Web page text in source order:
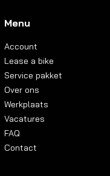
Menu
Account
Lease a bike
Service pakket
Over ons
Werkplaats
Vacatures
FAQ
Contact